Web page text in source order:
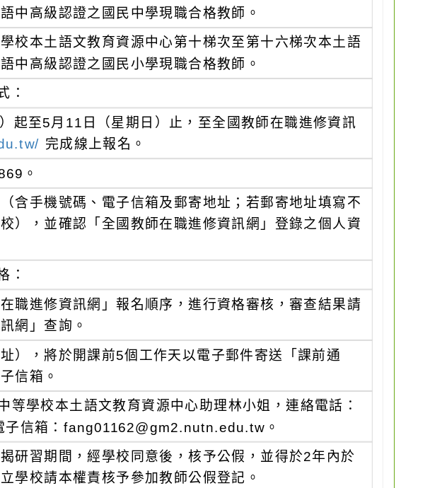
中高級認證之國民中學現職合格教師。
校本土語文教育資源中心第十梯次至第十六梯次本土語
中高級認證之國民小學現職合格教師。
：
起至5月11日（星期日）止，至全國教師在職進修資訊
完成線上報名。
。
含手機號碼、電子信箱及郵寄地址；若郵寄地址填寫不
），並確認「全國教師在職進修資訊網」登錄之個人資
：
職進修資訊網」報名順序，進行資格審核，審查結果請
網」查詢。
），將於開課前5個工作天以電子郵件寄送「課前通
信箱。
等學校本土語文教育資源中心助理林小姐，連絡電話：
子信箱：fang01162@gm2.nutn.edu.tw。
研習期間，經學校同意後，核予公假，並得於2年內於
學校請本權責核予參加教師公假登記。